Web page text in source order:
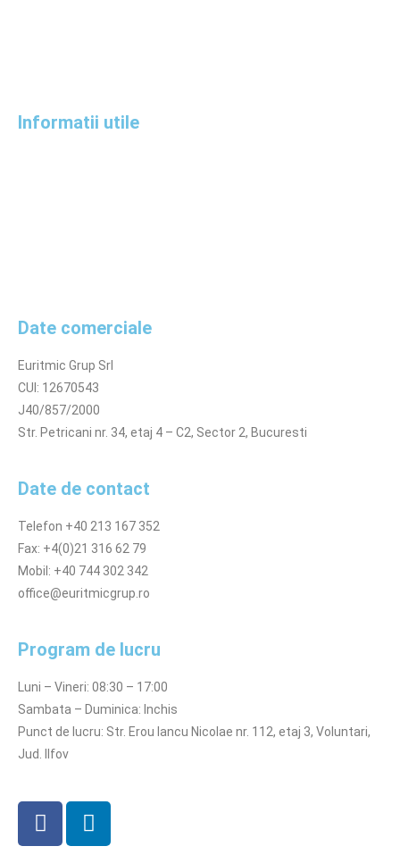
Informatii utile
Date comerciale
Euritmic Grup Srl
CUI: 12670543
J40/857/2000
Str. Petricani nr. 34, etaj 4 – C2, Sector 2, Bucuresti
Date de contact
Telefon +40 213 167 352
Fax: +4(0)21 316 62 79
Mobil: +40 744 302 342
office@euritmicgrup.ro
Program de lucru
Luni – Vineri: 08:30 – 17:00
Sambata – Duminica: Inchis
Punct de lucru: Str. Erou Iancu Nicolae nr. 112, etaj 3, Voluntari,
Jud. Ilfov